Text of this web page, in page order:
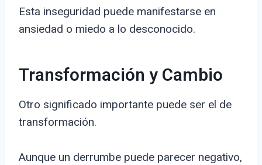
Esta inseguridad puede manifestarse en
ansiedad o miedo a lo desconocido.
Transformación y Cambio
Otro significado importante puede ser el de
transformación.
Aunque un derrumbe puede parecer negativo,